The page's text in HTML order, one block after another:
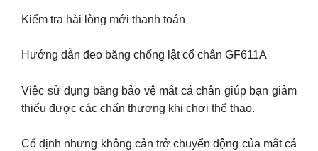
Kiểm tra hài lòng mới thanh toán
Hướng dẫn đeo băng chống lật cổ chân GF611A
Việc sử dụng băng bảo vệ mắt cá chân giúp bạn giảm
thiểu được các chấn thương khi chơi thể thao.
Cố định nhưng không cản trở chuyển động của mắt cá